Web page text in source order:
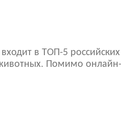
в ТОП-5
Помимо онлайн-
Ozon, Яндекс.
ее пределами. У